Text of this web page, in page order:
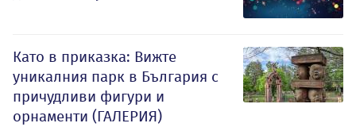
Като в приказка: Вижте
уникалния парк в България с
причудливи фигури и
орнаменти (ГАЛЕРИЯ)